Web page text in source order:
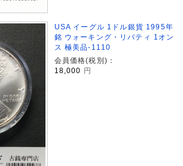
USA イーグル 1ドル銀貨 1995年
銘 ウォーキング・リバティ 1オン
ス 極美品-1110
会員価格(税別)：
18,000 円